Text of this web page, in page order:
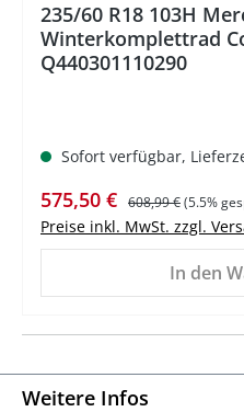
235/60 R18 103H
Winterkomplettrad
Q440301110290
Sofort verfügbar,
Verkaufspreis:
575,50 € Regulärer Preis:
608,99 €(5.5%
Preise inkl. MwSt. zzgl.
In den
Weitere Infos